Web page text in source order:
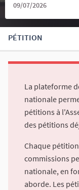
09/07/2026
PÉTITION
La plateforme
nationale
pétitions à
des pétitions
Chaque
commissions
nationale, en
aborde. Les